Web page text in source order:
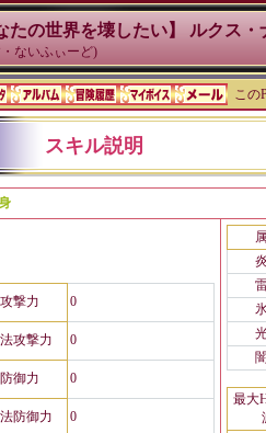
たの世界を壊したい】 ルクス
ないふぃーど)
この
スキル説明
攻撃力 0
攻撃力 0
防御力 0
防御力 0
最大